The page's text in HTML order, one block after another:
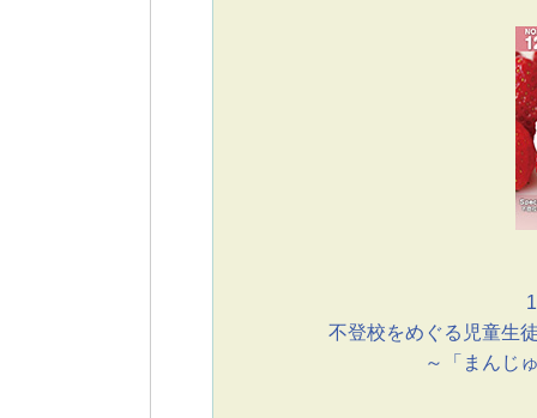
不登校をめぐる児童生
～「まんじ